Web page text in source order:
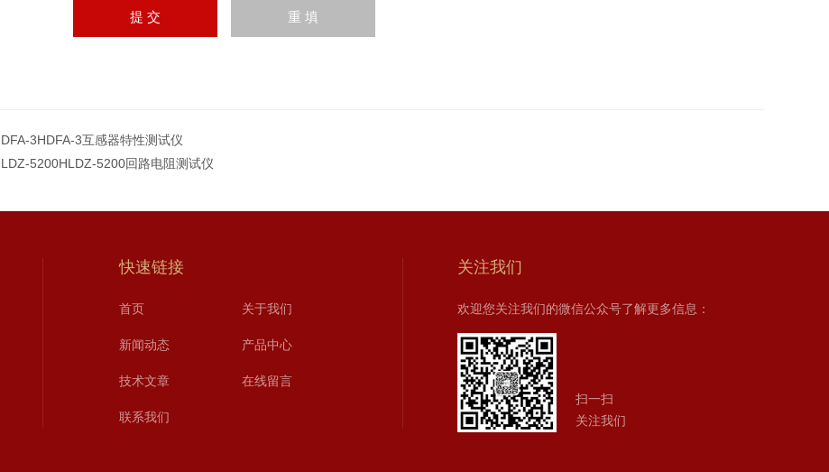
3HDFA-3互感器特性测试仪
5200HLDZ-5200回路电阻测试仪
快速链接
首页 关于我们
新闻动态 产品中心
技术文章 在线留言
联系我们
关注我们
欢迎您关注我们的微信公众号了解更多信息：
扫一扫
关注我们